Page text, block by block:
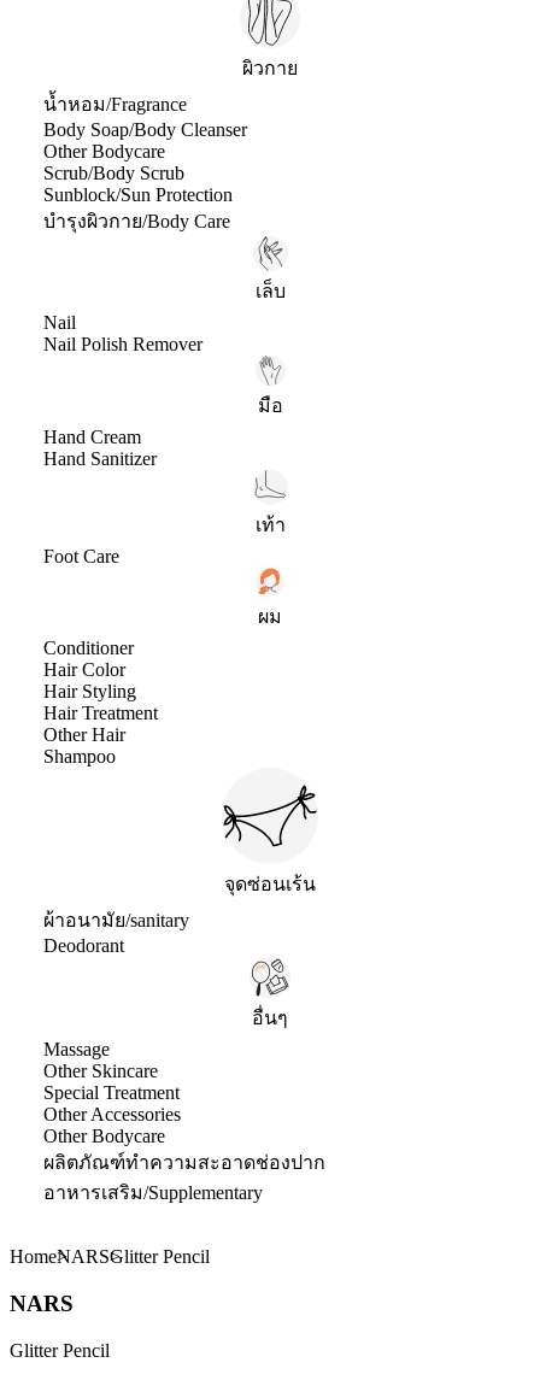
ผิวกาย
น้ำหอม/Fragrance
Body Soap/Body Cleanser
Other Bodycare
Scrub/Body Scrub
Sunblock/Sun Protection
บำรุงผิวกาย/Body Care
เล็บ
Nail
Nail Polish Remover
มือ
Hand Cream
Hand Sanitizer
เท้า
Foot Care
ผม
Conditioner
Hair Color
Hair Styling
Hair Treatment
Other Hair
Shampoo
จุดซ่อนเร้น
ผ้าอนามัย/sanitary
Deodorant
อื่นๆ
Massage
Other Skincare
Special Treatment
Other Accessories
Other Bodycare
ผลิตภัณฑ์ทำความสะอาดช่องปาก
อาหารเสริม/Supplementary
HomeNARSGlitter Pencil
NARS
Glitter Pencil